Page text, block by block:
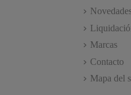
Marcas
Contacto
Mapa del